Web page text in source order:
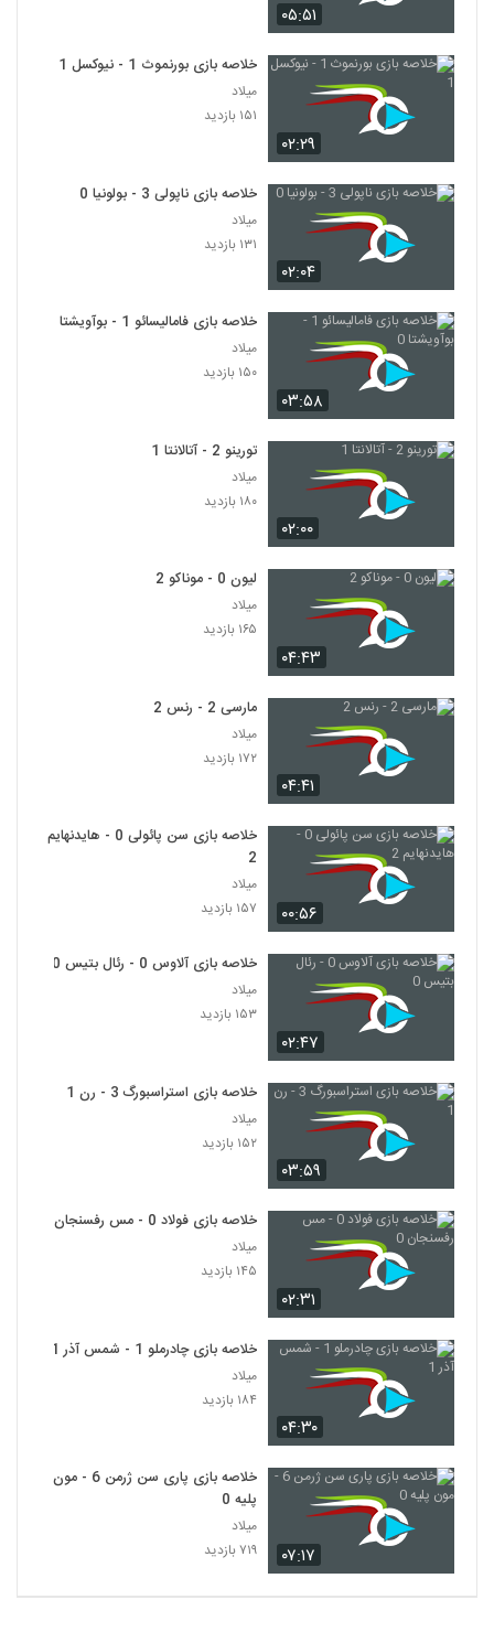
۰۵:۵۱
۰۲:۲۹
خلاصه بازی بورنموث 1 - نیوکسل 1
میلاد
۱۵۱ بازدید
۰۲:۰۴
خلاصه بازی ناپولی 3 - بولونیا 0
میلاد
۱۳۱ بازدید
۰۳:۵۸
خلاصه بازی فامالیسائو 1 - بوآویشتا 0
میلاد
۱۵۰ بازدید
۰۲:۰۰
تورینو 2 - آتالانتا 1
میلاد
۱۸۰ بازدید
۰۴:۴۳
لیون 0 - موناکو 2
میلاد
۱۶۵ بازدید
۰۴:۴۱
مارسی 2 - رنس 2
میلاد
۱۷۲ بازدید
۰۰:۵۶
خلاصه بازی سن پائولی 0 - هایدنهایم
2
میلاد
۱۵۷ بازدید
۰۲:۴۷
خلاصه بازی آلاوس 0 - رئال بتیس 0
میلاد
۱۵۳ بازدید
۰۳:۵۹
خلاصه بازی استراسبورگ 3 - رن 1
میلاد
۱۵۲ بازدید
۰۲:۳۱
خلاصه بازی فولاد 0 - مس رفسنجان 0
میلاد
۱۴۵ بازدید
۰۴:۳۰
خلاصه بازی چادرملو 1 - شمس آذر 1
میلاد
۱۸۴ بازدید
۰۷:۱۷
خلاصه بازی پاری سن ژرمن 6 - مون
پلیه 0
میلاد
۷۱۹ بازدید